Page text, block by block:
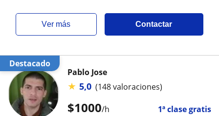
ver más Contactar
Destacado
$1000/h 1ª clase gratis
Pablo Jose
★ 5,0 (148 valoraciones)